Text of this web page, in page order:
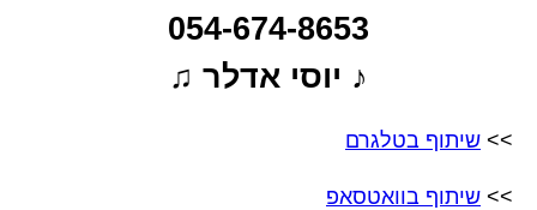
054-674-8653
♪ יוסי אדלר ♫
>> שיתוף בטלגרם
>> שיתוף בוואטסאפ